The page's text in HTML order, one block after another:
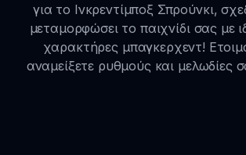
για το Ινκρεντίμποξ Σπρούνκι,
μεταμορφώσει το παιχνίδι σας με
χαρακτήρες μπαγκερχεντ!
αναμείξετε ρυθμούς και μελωδίες